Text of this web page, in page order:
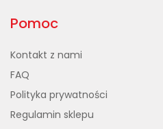
Pomoc
Kontakt z nami
FAQ
Polityka prywatności
Regulamin sklepu